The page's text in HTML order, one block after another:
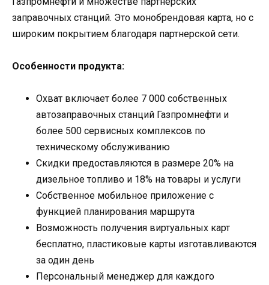
заправочных станций. Это монобрендовая карта, но с
широким покрытием благодаря партнерской сети.
Особенности продукта:
Охват включает более 7 000 собственных
автозаправочных станций Газпромнефти и
более 500 сервисных комплексов по
техническому обслуживанию
Скидки предоставляются в размере 20% на
дизельное топливо и 18% на товары и услуги
Собственное мобильное приложение с
функцией планирования маршрута
Возможность получения виртуальных карт
бесплатно, пластиковые карты изготавливаются
за один день
Персональный менеджер для каждого